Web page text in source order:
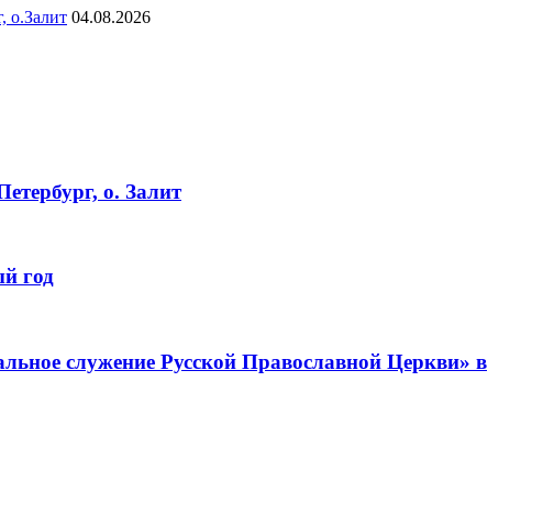
о.Залит 04.08.2026
о. Залит
год
служение Русской Православной Церкви» в